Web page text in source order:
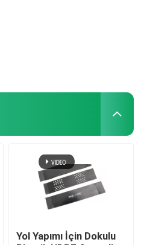
Yol Yapımı İçin Dokulu